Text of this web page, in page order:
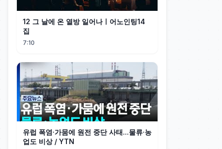
12 그 날에 온 열방 일어나ㅣ어노인팅14
집
7:10
유럽 폭염·가뭄에 원전 중단 사태...물류·농
업도 비상 / YTN